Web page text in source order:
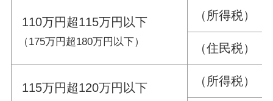
110万円超115万円以下
（175万円超180万円以下）
（所得税）
（住民税）
115万円超120万円以下 （所得税）